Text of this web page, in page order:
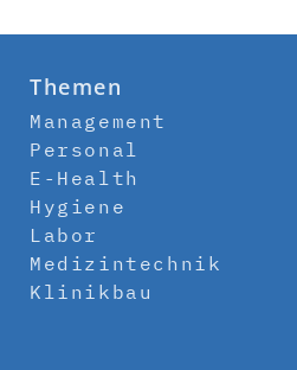
Themen
Management
Personal
E-Health
Hygiene
Labor
Medizintechnik
Klinikbau